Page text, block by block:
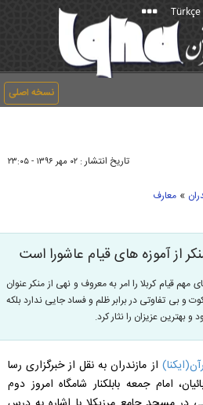
Türkçe
نسخه اصلی
تاریخ انتشار : ۰۲ مهر ۱۳۹۶ - ۲۳:۰۵
» معارف
از آموزه های قیام عاشورا است
مهم قیام کربلا را امر به معروف و نهی از منکر عنوان
بی تفاوتی در برابر ظلم و فساد جایی ندارد بلکه
بهترین عزیزان را نثار کرد.
از مازندران به نقل از خبرگزاری رسا
امام جمعه بابلکنار شامگاه امروز دوم